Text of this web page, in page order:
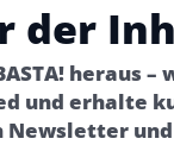
der
heraus
und erhalte
Newsletter